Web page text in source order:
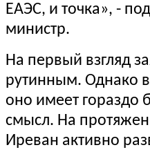
ЕАЭС, и точка», -
министр.
На первый взгляд
рутинным. Однако
оно имеет гораздо
смысл. На
Иреван активно